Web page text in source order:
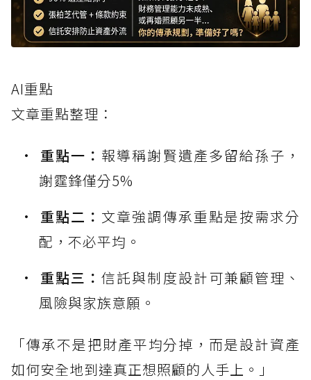
AI重點
文章重點整理：
重點一： 報導稱謝賢遺產多留給孫子，
謝霆鋒僅分5%
重點二： 文章強調傳承重點是按需求分
配，不必平均。
重點三：信託與制度設計可兼顧管理、
風險與家族意願。
「傳承不是把財產平均分掉，而是設計資產
如何安全地到達真正想照顧的人手上。」